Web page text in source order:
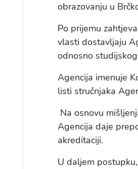
obrazovanju u
Po prijemu
vlasti dostavljaju
odnosno
Agencija imenuje
listi stručnjaka
Na osnovu
Agencija daje
akreditaciji.
U daljem